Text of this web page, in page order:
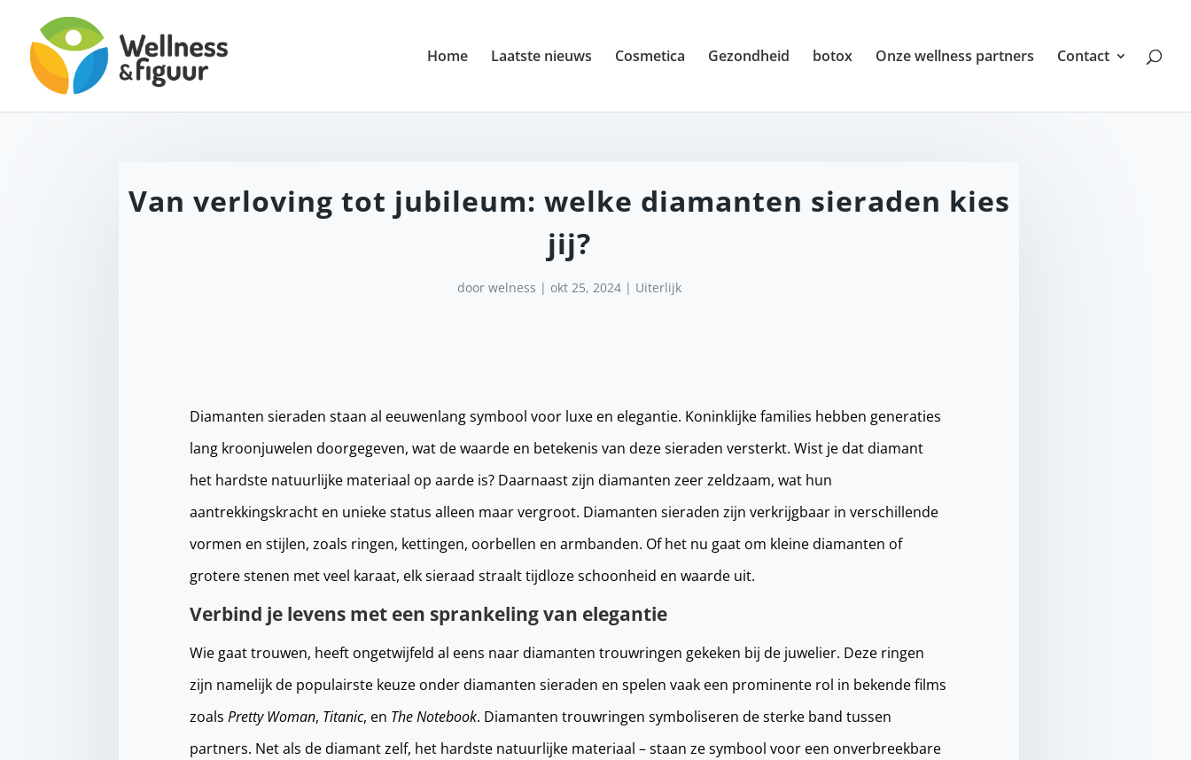
Home Laatste nieuws Cosmetica Gezondheid botox Onze wellness partners Contact
Van verloving tot jubileum: welke diamanten sieraden kies
jij?
door welness | okt 25, 2024| Uiterlijk
Diamanten sieraden staan al eeuwenlang symbool voor luxe en elegantie. Koninklijke families hebben generaties
lang kroonjuwelen doorgegeven, wat de waarde en betekenis van deze sieraden versterkt. Wist je dat diamant
het hardste natuurlijke materiaal op aarde is? Daarnaast zijn diamanten zeer zeldzaam, wat hun
aantrekkingskracht en unieke status alleen maar vergroot. Diamanten sieraden zijn verkrijgbaar in verschillende
vormen en stijlen, zoals ringen, kettingen, oorbellen en armbanden. Of het nu gaat om kleine diamanten of
grotere stenen met veel karaat, elk sieraad straalt tijdloze schoonheid en waarde uit.
Verbind je levens met een sprankeling van elegantie
Wie gaat trouwen, heeft ongetwijfeld al eens naar diamanten trouwringen gekeken bij de juwelier. Deze ringen
zijn namelijk de populairste keuze onder diamanten sieraden en spelen vaak een prominente rol in bekende films
zoalsPretty Woman, Titanic, en The Notebook. Diamanten trouwringen symboliseren de sterke band tussen
partners. Net als de diamant zelf, het hardste natuurlijke materiaal – staan ze symbool voor een onverbreekbare